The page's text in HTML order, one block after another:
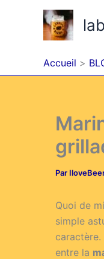
Accueil
Par
Quoi de
simple
entre la